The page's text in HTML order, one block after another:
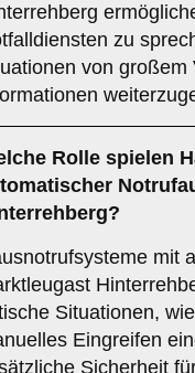
zu
von
Rolle spielen
mit
Situationen,
Eingreifen
Sicherheit